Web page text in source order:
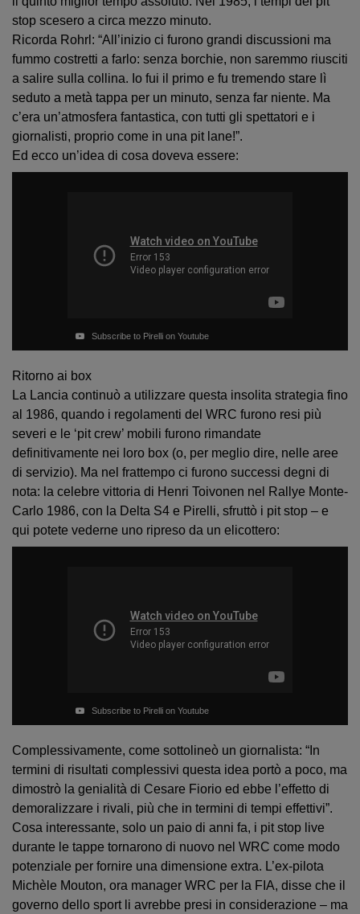
stop scesero a circa mezzo minuto.
Ricorda Rohrl: “All’inizio ci furono grandi discussioni ma
fummo costretti a farlo: senza borchie, non saremmo riusciti
a salire sulla collina. Io fui il primo e fu tremendo stare lì
seduto a metà tappa per un minuto, senza far niente. Ma
c’era un’atmosfera fantastica, con tutti gli spettatori e i
giornalisti, proprio come in una pit lane!”.
Ed ecco un’idea di cosa doveva essere:
Subscribe to Pirelli on Youtube
Ritorno ai box
La Lancia continuò a utilizzare questa insolita strategia fino
al 1986, quando i regolamenti del WRC furono resi più
severi e le ‘pit crew’ mobili furono rimandate
definitivamente nei loro box (o, per meglio dire, nelle aree
di servizio). Ma nel frattempo ci furono successi degni di
nota: la celebre vittoria di Henri Toivonen nel Rallye Monte-
Carlo 1986, con la Delta S4 e Pirelli, sfruttò i pit stop – e
qui potete vederne uno ripreso da un elicottero:
Subscribe to Pirelli on Youtube
Complessivamente, come sottolineò un giornalista: “In
termini di risultati complessivi questa idea portò a poco, ma
dimostrò la genialità di Cesare Fiorio ed ebbe l’effetto di
demoralizzare i rivali, più che in termini di tempi effettivi”.
Cosa interessante, solo un paio di anni fa, i pit stop live
durante le tappe tornarono di nuovo nel WRC come modo
potenziale per fornire una dimensione extra. L’ex-pilota
Michèle Mouton, ora manager WRC per la FIA, disse che il
governo dello sport li avrebbe presi in considerazione – ma